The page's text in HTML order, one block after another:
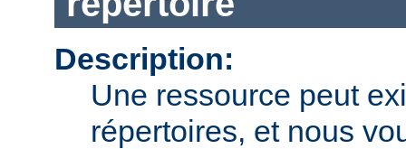
Description:
Une ressource peut
répertoires, et nous